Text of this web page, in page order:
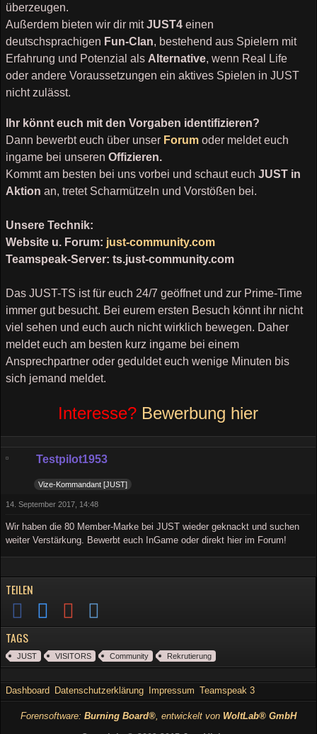
überzeugen.
Außerdem bieten wir dir mitJUST4 einen
deutschsprachigen Fun-Clan, bestehend aus Spielern mit
Erfahrung und Potenzial als Alternative, wenn Real Life
oder andere Voraussetzungen ein aktives Spielen in JUST
nicht zulässt.
Ihr könnt euch mit den Vorgaben identifizieren?
Dann bewerbt euch über unser Forum oder meldet euch
ingame bei unseren Offizieren.
Kommt am besten bei uns vorbei und schaut euch JUST in
Aktion an, tretet Scharmützeln und Vorstößen bei.
Unsere Technik:
Website u. Forum: just-community.com
Teamspeak-Server: ts.just-community.com
Das JUST-TS ist für euch 24/7 geöffnet und zur Prime-Time
immer gut besucht. Bei eurem ersten Besuch könnt ihr nicht
viel sehen und euch auch nicht wirklich bewegen. Daher
meldet euch am besten kurz ingame bei einem
Ansprechpartner oder geduldet euch wenige Minuten bis
sich jemand meldet.
Interesse? Bewerbung hier
Testpilot1953
Vize-Kommandant [JUST]
14. September 2017, 14:48
Wir haben die 80 Member-Marke bei JUST wieder geknackt und suchen
weiter Verstärkung. Bewerbt euch InGame oder direkt hier im Forum!
TEILEN
TAGS
JUST VISITORS Community Rekrutierung
Dashboard Datenschutzerklärung Impressum Teamspeak 3
Forensoftware: Burning Board®, entwickelt von WoltLab® GmbH